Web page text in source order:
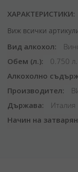
ХАРАКТЕРИСТИКИ:
Виж всички
Вид алкохол
Обем (л.)
0.750 л.
Алкохолно
Производител
Държава
Италия
Начин на